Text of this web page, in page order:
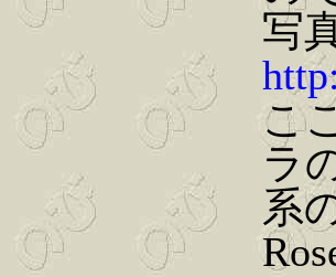
写
こ
ラ
系